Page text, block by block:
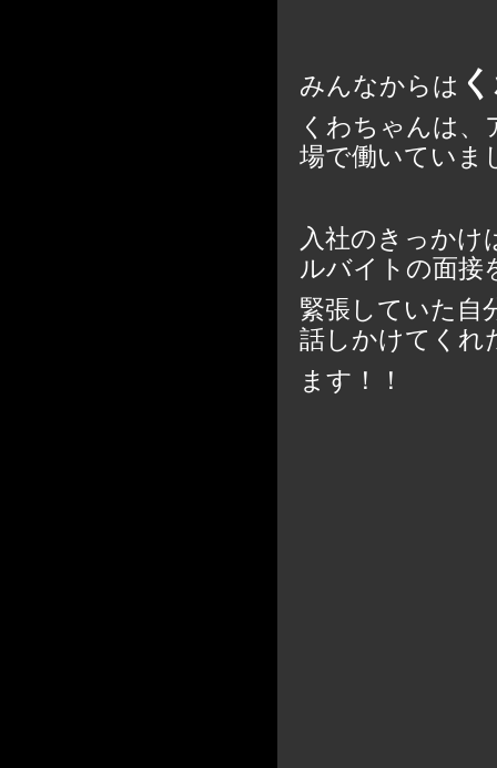
みんなからは
くわちゃんは、
場で働いていま
入社のきっかけ
ルバイトの面接
緊張していた自
話しかけてくれ
ます！！